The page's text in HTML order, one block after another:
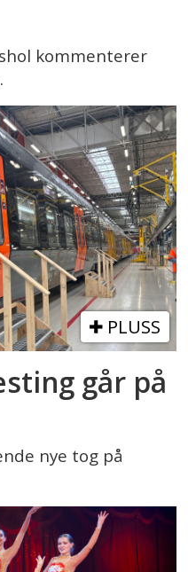
kommenterer
PLUSS
går på
nye tog på